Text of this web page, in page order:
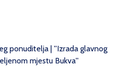
ponuditelja | ''Izrada glavnog
mjestu Bukva''